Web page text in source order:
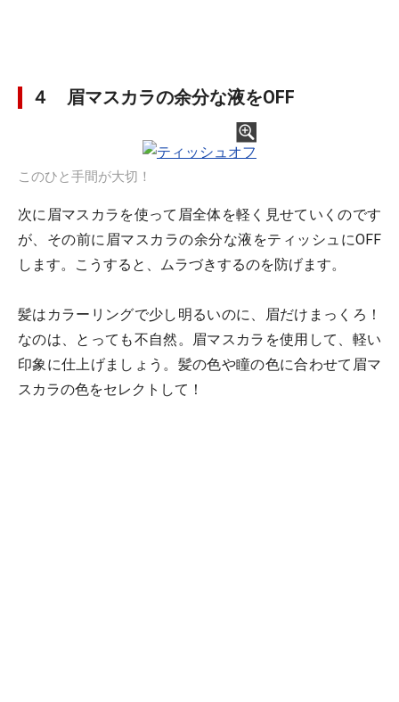
４ 眉マスカラの余分な液をOFF
このひと手間が大切！
次に眉マスカラを使って眉全体を軽く見せていくのです
が、その前に眉マスカラの余分な液をティッシュにOFF
します。こうすると、ムラづきするのを防げます。
髪はカラーリングで少し明るいのに、眉だけまっくろ！
なのは、とっても不自然。眉マスカラを使用して、軽い
印象に仕上げましょう。髪の色や瞳の色に合わせて眉マ
スカラの色をセレクトして！